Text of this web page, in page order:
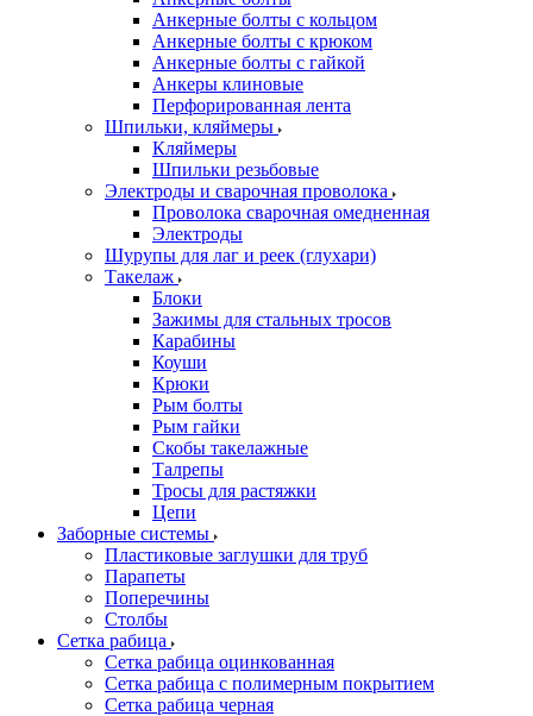
Анкерные болты с кольцом
Анкерные болты с крюком
Анкерные болты с гайкой
Анкеры клиновые
Перфорированная лента
Шпильки, кляймеры
Кляймеры
Шпильки резьбовые
Электроды и сварочная проволока
Проволока сварочная омедненная
Электроды
Шурупы для лаг и реек (глухари)
Такелаж
Блоки
Зажимы для стальных тросов
Карабины
Коуши
Крюки
Рым болты
Рым гайки
Скобы такелажные
Талрепы
Тросы для растяжки
Цепи
Заборные системы
Пластиковые заглушки для труб
Парапеты
Поперечины
Столбы
Сетка рабица
Сетка рабица оцинкованная
Сетка рабица с полимерным покрытием
Сетка рабица черная